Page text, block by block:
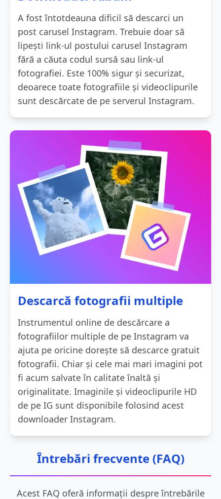
A fost întotdeauna dificil să descarci un
post carusel Instagram. Trebuie doar să
lipești link-ul postului carusel Instagram
fără a căuta codul sursă sau link-ul
fotografiei. Este 100% sigur și securizat,
deoarece toate fotografiile și videoclipurile
sunt descărcate de pe serverul Instagram.
Descarcă fotografii multiple
Instrumentul online de descărcare a
fotografiilor multiple de pe Instagram va
ajuta pe oricine dorește să descarce gratuit
fotografii. Chiar și cele mai mari imagini pot
fi acum salvate în calitate înaltă și
originalitate. Imaginile și videoclipurile HD
de pe IG sunt disponibile folosind acest
downloader Instagram.
Întrebări frecvente (FAQ)
Acest FAQ oferă informații despre întrebările